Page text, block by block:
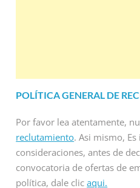
POLÍTICA GENERAL DE
Por favor lea atentamente,
reclutamiento. Asi mismo,
consideraciones, antes de
convocatoria de ofertas de
política, dale clicaqui.